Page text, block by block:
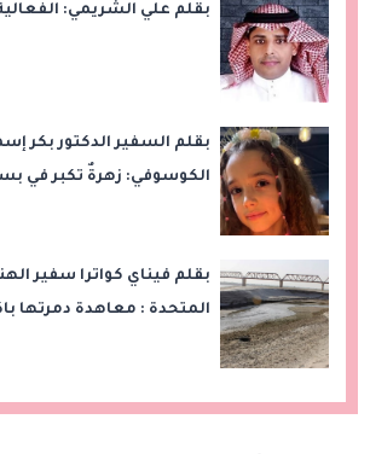
بقلم علي الشريمي:
بقلم السفير الدكتور بكر
الكوسوفي: زهرةٌ تكبر في
بقلم فيناي كواترا سفير
المتحدة : معاهدة دمرتها